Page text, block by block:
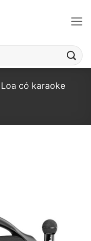
Loa có karaoke